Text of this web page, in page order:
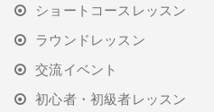
ショートコースレッスン
ラウンドレッスン
交流イベント
初心者・初級者レッスン